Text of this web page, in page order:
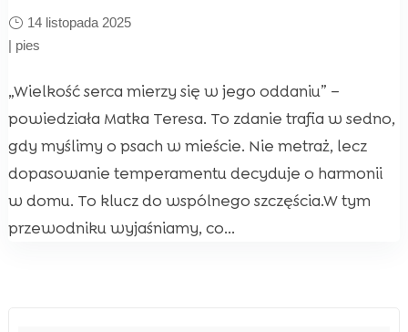
14 listopada 2025
| pies
„Wielkość serca mierzy się w jego oddaniu” –
powiedziała Matka Teresa. To zdanie trafia w sedno,
gdy myślimy o psach w mieście. Nie metraż, lecz
dopasowanie temperamentu decyduje o harmonii
w domu. To klucz do wspólnego szczęścia.W tym
przewodniku wyjaśniamy, co...